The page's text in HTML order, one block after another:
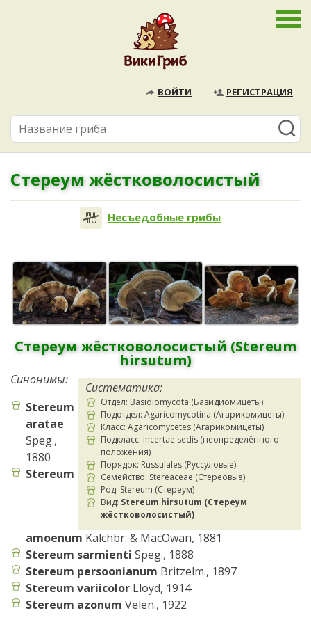
ВОЙТИ РЕГИСТРАЦИЯ
Стереум жёстковолосистый
Несъедобные грибы
Стереум жёстковолосистый (Stereum
hirsutum)
Систематика:
Отдел: Basidiomycota (Базидиомицеты)
Подотдел: Agaricomycotina (Агарикомицеты)
Класс: Agaricomycetes (Агарикомицеты)
Подкласс: Incertae sedis (неопределённого
положения)
Порядок: Russulales (Руссуловые)
Семейство: Stereaceae (Стереовые)
Род: Stereum (Стереум)
Вид: Stereum hirsutum (Стереум
жёстковолосистый)
Синонимы:
Stereum
aratae
Speg.,
1880
Stereum
amoenum Kalchbr. & MacOwan, 1881
Stereum sarmienti Speg., 1888
Stereum persoonianum Britzelm., 1897
Stereum variicolor Lloyd, 1914
Stereum azonum Velen., 1922